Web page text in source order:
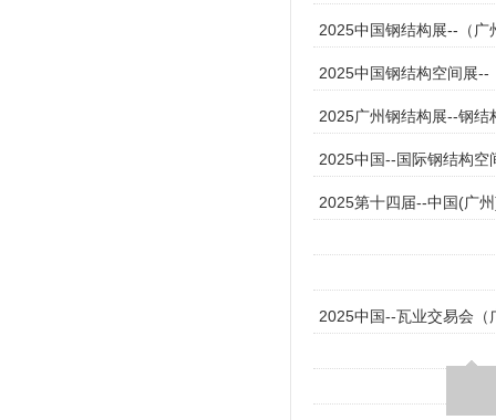
2025中国钢结构展--（广
2025中国钢结构空间展--
2025广州钢结构展--钢结
2025中国--国际钢结构空
2025第十四届--中国(广
2025中国--瓦业交易会（